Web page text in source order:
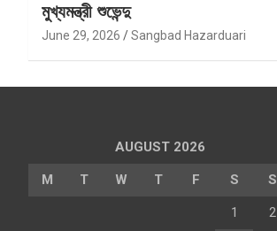
মুখ্যমন্ত্রী শুভেন্দু
June 29, 2026 Sangbad Hazarduari
AUGUST 2026
M T W T F S S
1 2